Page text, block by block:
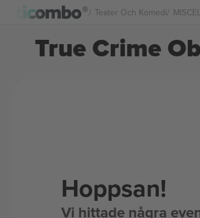
Teater Och Komedi
True Crime
Hoppsan!
Vi hittade några